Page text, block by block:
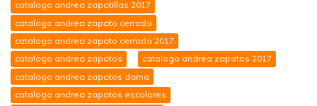
catalogo andrea zapatillas 2017
catalogo andrea zapato cerrado
catalogo andrea zapato cerrado 2017
catalogo andrea zapatos
catalogo andrea zapatos 2017
catalogo andrea zapatos dama
catalogo andrea zapatos escolares